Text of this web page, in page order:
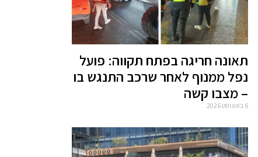
תאונה חריגה בפתח תקווה: פועל
נפל ממנוף לאחר שרכב התנגש בו
– מצבו קשה
6 באוגוסט 2026